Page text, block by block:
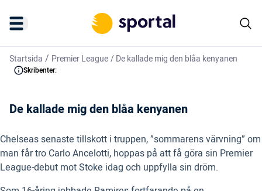
Startsida / Premier League/De kallade mig den blåa kenyanen
Skribenter:
De kallade mig den blåa kenyanen
Chelseas senaste tillskott i truppen, ”sommarens värvning” om
man får tro Carlo Ancelotti, hoppas på att få göra sin Premier
League-debut mot Stoke idag och uppfylla sin dröm.